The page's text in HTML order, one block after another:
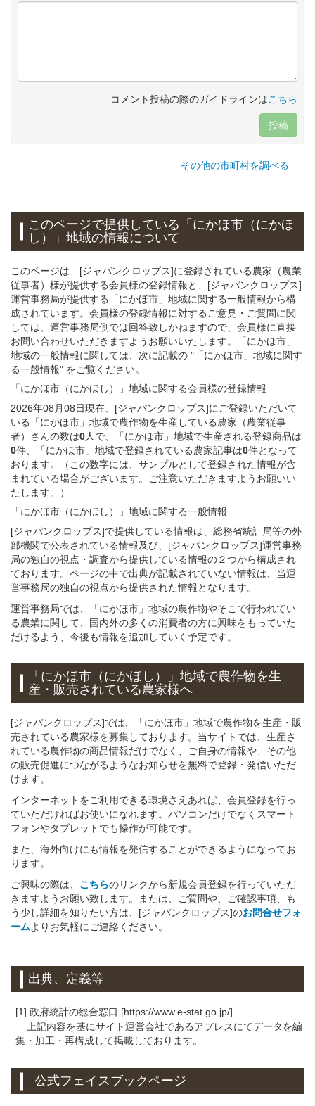
コメント投稿の際のガイドラインはこちら
投稿
その他の市町村を調べる
このページで提供している 「にかほ市（にかほ
し）」地域の情報について
このページは、[ジャパンクロップス]に登録されている農家（農業
従事者）様が提供する会員様の登録情報と、[ジャパンクロップス]
運営事務局が提供する「にかほ市」地域に関する一般情報から構
成されています。会員様の登録情報に対するご意見・ご質問に関
しては、運営事務局側では回答致しかねますので、会員様に直接
お問い合わせいただきますようお願いいたします。「にかほ市」
地域の一般情報に関しては、次に記載の "「にかほ市」地域に関す
る一般情報" をご覧ください。
「にかほ市（にかほし）」 地域に関する会員様の登録情報
2026年08月08日現在、[ジャパンクロップス]にご登録いただいて
いる「にかほ市」地域で農作物を生産している農家（農業従事
者）さんの数は0人で、「にかほ市」地域で生産される登録商品は
0件、「にかほ市」地域で登録されている農家記事は0件となって
おります。（この数字には、サンプルとして登録された情報が含
まれている場合がございます。ご注意いただきますようお願いい
たします。）
「にかほ市（にかほし）」 地域に関する一般情報
[ジャパンクロップス]で提供している情報は、総務省統計局等の外
部機関で公表されている情報及び、[ジャパンクロップス]運営事務
局の独自の視点・調査から提供している情報の２つから構成され
ております。ページの中で出典が記載されていない情報は、当運
営事務局の独自の視点から提供された情報となります。
運営事務局では、「にかほ市」地域の農作物やそこで行われてい
る農業に関して、国内外の多くの消費者の方に興味をもっていた
だけるよう、今後も情報を追加していく予定です。
「にかほ市（にかほし）」地域で農作物を生
産・販売されている農家様へ
[ジャパンクロップス]では、「にかほ市」地域で農作物を生産・販
売されている農家様を募集しております。当サイトでは、生産さ
れている農作物の商品情報だけでなく、ご自身の情報や、その他
の販売促進につながるようなお知らせを無料で登録・発信いただ
けます。
インターネットをご利用できる環境さえあれば、会員登録を行っ
ていただければお使いになれます。パソコンだけでなくスマート
フォンやタブレットでも操作が可能です。
また、海外向けにも情報を発信することができるようになってお
ります。
ご興味の際は、 こちらのリンクから新規会員登録を行っていただ
きますようお願い致します。または、ご質問や、ご確認事項、も
う少し詳細を知りたい方は、[ジャパンクロップス]のお問合せフォ
ームよりお気軽にご連絡ください。
出典、定義等
[1] 政府統計の総合窓口 [https://www.e-stat.go.jp/]
上記内容を基にサイト運営会社であるアプレスにてデータを編
集・加工・再構成して掲載しております。
公式フェイスブックページ